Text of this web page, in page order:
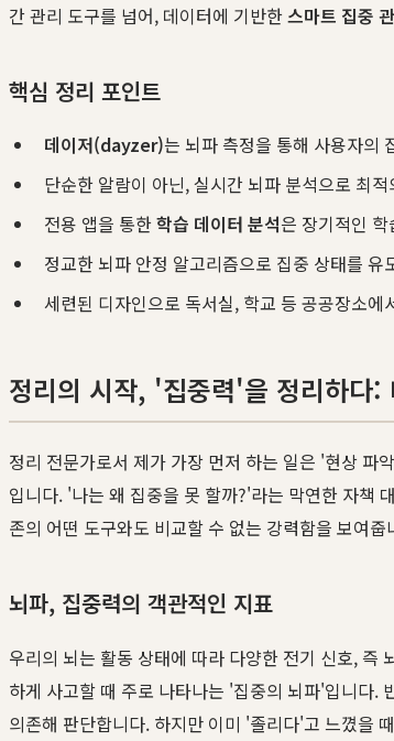
간 관리 도구를 넘어, 데이터에 기반한스마트 집중
핵심 정리 포인트
데이저(dayzer)는 뇌파 측정을 통해 사용자의
단순한 알람이 아닌, 실시간 뇌파 분석으로 최
전용 앱을 통한학습 데이터 분석은 장기적인
정교한 뇌파 안정 알고리즘으로 집중 상태를
세련된 디자인으로 독서실, 학교 등 공공장소
정리의 시작, '집중력'을 정리하다
정리 전문가로서 제가 가장 먼저 하는 일은 '현상 파
입니다. '나는 왜 집중을 못 할까?'라는 막연한 자책
존의 어떤 도구와도 비교할 수 없는 강력함을 보여줍
뇌파, 집중력의 객관적인 지표
우리의 뇌는 활동 상태에 따라 다양한 전기 신호,
하게 사고할 때 주로 나타나는 '집중의 뇌파'입니다.
의존해 판단합니다. 하지만 이미 '졸리다'고 느꼈을